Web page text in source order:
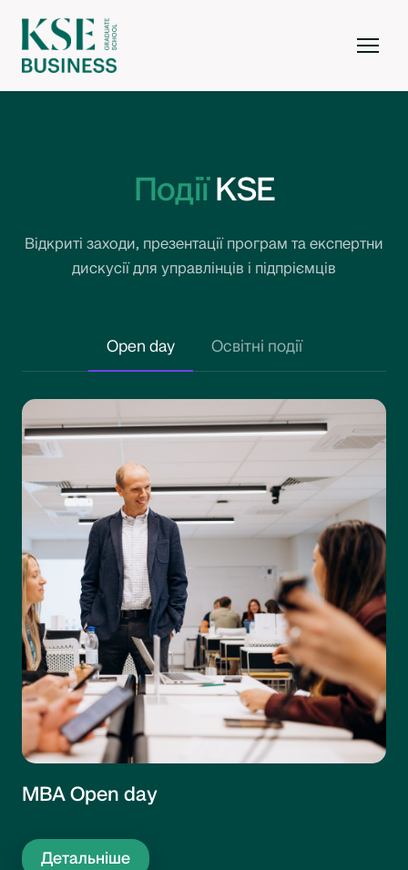
ПодіїKSE
Відкриті заходи, презентації програм та експертни
дискусії для управлінців і підпріємців
Open day Освітні події
MBA Open day
Детальніше